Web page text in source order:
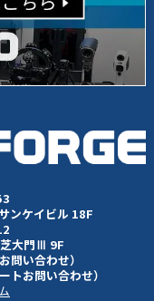
ンケイビル 18F
大門Ⅲ 9F
い合わせ）
お問い合わせ）